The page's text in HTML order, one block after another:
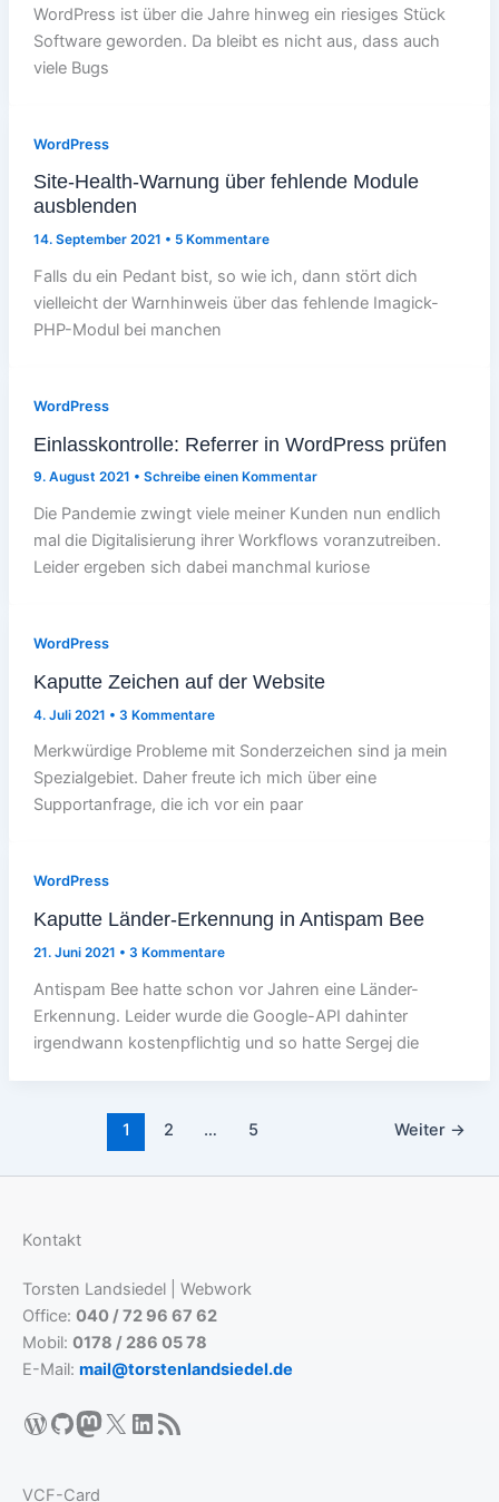
WordPress ist über die Jahre hinweg ein riesiges Stück
Software geworden. Da bleibt es nicht aus, dass auch
viele Bugs
WordPress
Site-Health-Warnung über fehlende Module
ausblenden
14. September 2021 • 5 Kommentare
Falls du ein Pedant bist, so wie ich, dann stört dich
vielleicht der Warnhinweis über das fehlende Imagick-
PHP-Modul bei manchen
WordPress
Einlasskontrolle: Referrer in WordPress prüfen
9. August 2021 • Schreibe einen Kommentar
Die Pandemie zwingt viele meiner Kunden nun endlich
mal die Digitalisierung ihrer Workflows voranzutreiben.
Leider ergeben sich dabei manchmal kuriose
WordPress
Kaputte Zeichen auf der Website
4. Juli 2021 • 3 Kommentare
Merkwürdige Probleme mit Sonderzeichen sind ja mein
Spezialgebiet. Daher freute ich mich über eine
Supportanfrage, die ich vor ein paar
WordPress
Kaputte Länder-Erkennung in Antispam Bee
21. Juni 2021 • 3 Kommentare
Antispam Bee hatte schon vor Jahren eine Länder-
Erkennung. Leider wurde die Google-API dahinter
irgendwann kostenpflichtig und so hatte Sergej die
1 2 … 5 Weiter →
Kontakt
Torsten Landsiedel | Webwork
Office: 040 / 72 96 67 62
Mobil: 0178 / 286 05 78
E-Mail: mail@torstenlandsiedel.de
WordPress
GitHub
Mastodon
X LinkedIn
RSS-Feed
VCF-Card